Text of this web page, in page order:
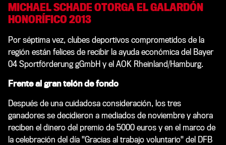
MICHAEL SCHADE OTORGA EL GALARDÓN
HONORÍFICO 2013
Por séptima vez, clubes deportivos comprometidos de la
región están felices de recibir la ayuda económica del Bayer
04 Sportförderung gGmbH y el AOK Rheinland/Hamburg.
Frente al gran telón de fondo
Después de una cuidadosa consideración, los tres
ganadores se decidieron a mediados de noviembre y ahora
reciben el dinero del premio de 5000 euros y en el marco de
la celebración del día "Gracias al trabajo voluntario" del DFB